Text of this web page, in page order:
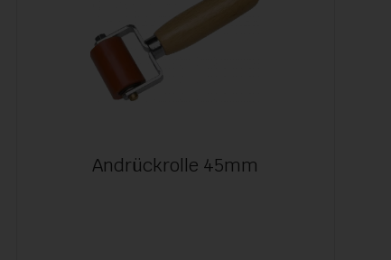
Andrückrolle 45mm